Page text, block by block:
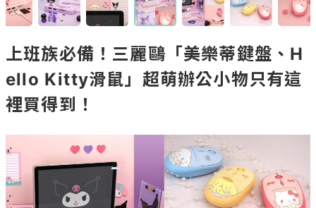
上班族必備！三麗鷗「美樂蒂鍵盤、H
ello Kitty滑鼠」超萌辦公小物只有這
裡買得到！